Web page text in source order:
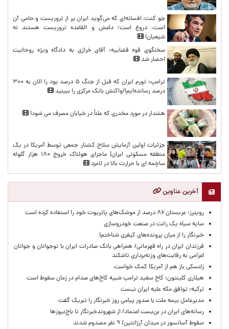
جو کنت: افسانه‌ای که می‌گوید ایران پر از تروریست و حامی آن
است، دروغ است؛ داعش و القاعده تروریست هستند نه
شیعیان!
سخنگوی قوه قضاییه: آقای خرازی به دادگاه ویژه روحانیت
احضار شد
ترامپ: تورم ایران که قبل از جنگ ۵ درصد بود را الان به ۳۰۰
درصد رسانده‌ایم!/واکنش بانک مرکزی را ببینید
هشدار در مورد مخدری که علناً در خیابان مصرف می شود!
جزئیات اولین آزمایش سلاح کشتار جمعی توسط آمریکا در یک
منطقه مسکونی ایران| ماجرای هولناک خروج ۱۸۰ هزار گلوله
ساچمه ای با حرارت بالا در لامرد
آخرین عناوین
رویترز: عربستان ۸۶ درصد از موشک‌های پاتریوت خود را استفاده کرده است
سایه سیاه یک رانت در صنعت خودروسازی
خبرنگار را از میان پرونده‌های کیفری شناختم!
​فرزندان ایران در راه قهرمانی/ همراهی بانک صادرات ایران با نوجوانان و جوانان
اعزامی به رقابت‌های وزنه‌برداری تاشکند
زلنسکی باز هم از آمریکا کمک خواست
هیلاری کلینتون: کاخ سفید ترامپ شبیه کاخ‌های صدام در زمان سقوط است
ترکیه: توافق مکه علیه ایران نیست
مدیرعامل بیمه ملت با صدور پیامی روز خبرنگار را تبریک گفت
رسانه‌های ایران در بن‌بست اعتماد/ از شهروندخبرنگار تا باج‌نیوزها
سقوط آسانسور در میدان آرژانتین/ ۹ نفر مصدوم شدند